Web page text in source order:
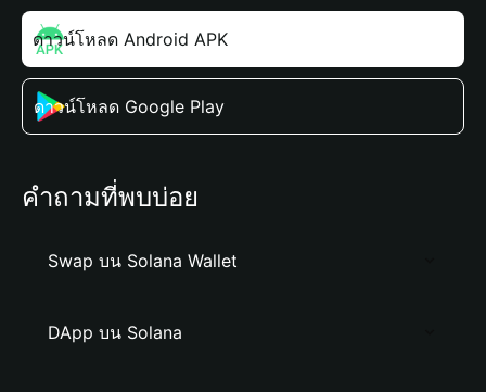
ดาวน์โหลด Android APK
ดาวน์โหลด Google Play
คำถามที่พบบ่อย
Swap บน Solana Wallet
DApp บน Solana